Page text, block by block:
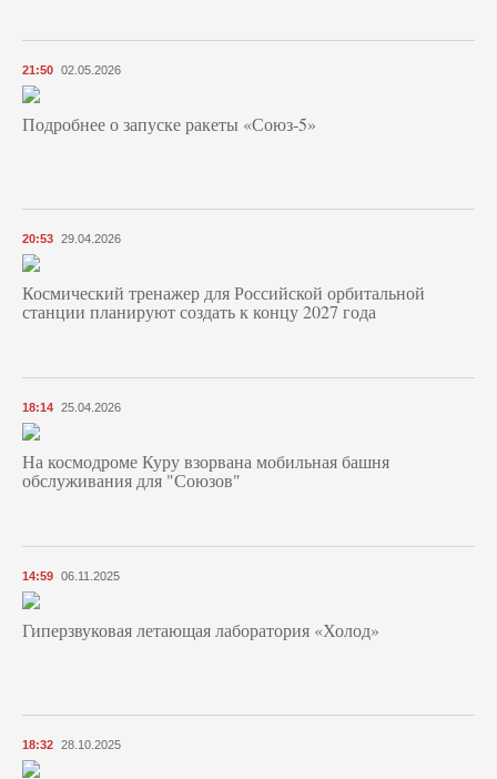
21:50 02.05.2026
Подробнее о запуске ракеты «Союз‑5»
20:53 29.04.2026
Космический тренажер для Российской орбитальной
станции планируют создать к концу 2027 года
18:14 25.04.2026
На космодроме Куру взорвана мобильная башня
обслуживания для "Союзов"
14:59 06.11.2025
Гиперзвуковая летающая лаборатория «Холод»
18:32 28.10.2025